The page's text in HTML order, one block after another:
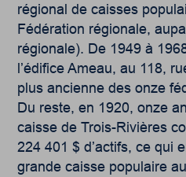
régional de caisses
Fédération régionale,
régionale). De 1949 à
l’édifice Ameau, au 118,
plus ancienne des onze
Du reste, en 1920, onze
caisse de Trois-Rivières
224 401 $ d’actifs, ce qui
grande caisse populaire